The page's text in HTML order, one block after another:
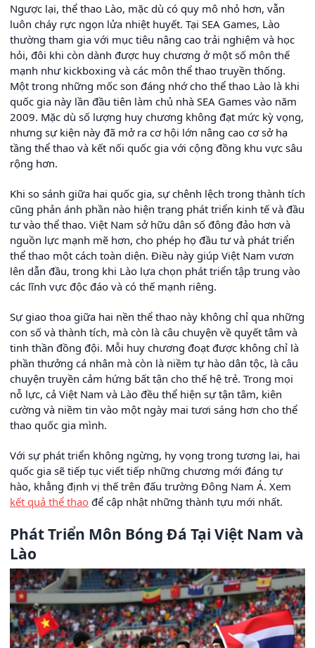
Ngược lại, thể thao Lào, mặc dù có quy mô nhỏ hơn, vẫn
luôn cháy rực ngọn lửa nhiệt huyết. Tại SEA Games, Lào
thường tham gia với mục tiêu nâng cao trải nghiệm và học
hỏi, đôi khi còn dành được huy chương ở một số môn thế
mạnh như kickboxing và các môn thể thao truyền thống.
Một trong những mốc son đáng nhớ cho thể thao Lào là khi
quốc gia này lần đầu tiên làm chủ nhà SEA Games vào năm
2009. Mặc dù số lượng huy chương không đạt mức kỳ vọng,
nhưng sự kiện này đã mở ra cơ hội lớn nâng cao cơ sở hạ
tầng thể thao và kết nối quốc gia với cộng đồng khu vực sâu
rộng hơn.
Khi so sánh giữa hai quốc gia, sự chênh lệch trong thành tích
cũng phản ánh phần nào hiện trạng phát triển kinh tế và đầu
tư vào thể thao. Việt Nam sở hữu dân số đông đảo hơn và
nguồn lực mạnh mẽ hơn, cho phép họ đầu tư và phát triển
thể thao một cách toàn diện. Điều này giúp Việt Nam vươn
lên dẫn đầu, trong khi Lào lựa chọn phát triển tập trung vào
các lĩnh vực độc đáo và có thế mạnh riêng.
Sự giao thoa giữa hai nền thể thao này không chỉ qua những
con số và thành tích, mà còn là câu chuyện về quyết tâm và
tinh thần đồng đội. Mỗi huy chương đoạt được không chỉ là
phần thưởng cá nhân mà còn là niềm tự hào dân tộc, là câu
chuyện truyền cảm hứng bất tận cho thế hệ trẻ. Trong mọi
nỗ lực, cả Việt Nam và Lào đều thể hiện sự tận tâm, kiên
cường và niềm tin vào một ngày mai tươi sáng hơn cho thể
thao quốc gia mình.
Với sự phát triển không ngừng, hy vọng trong tương lai, hai
quốc gia sẽ tiếp tục viết tiếp những chương mới đáng tự
hào, khẳng định vị thế trên đấu trường Đông Nam Á. Xem
kết quả thể thao để cập nhật những thành tựu mới nhất.
Phát Triển Môn Bóng Đá Tại Việt Nam và
Lào